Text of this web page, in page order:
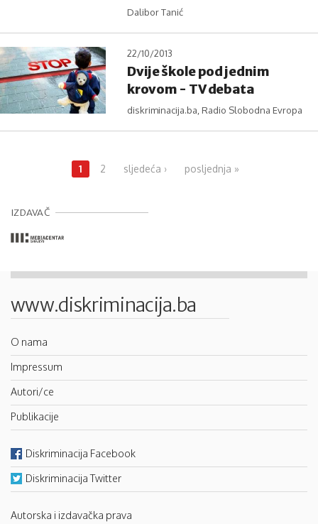
Dalibor Tanić
22/10/2013
Dvije škole pod jednim
krovom - TV debata
diskriminacija.ba, Radio Slobodna Evropa
1 2 sljedeća › posljednja »
IZDAVAČ
www.diskriminacija.ba
O nama
Impressum
Autori/ce
Publikacije
Diskriminacija Facebook
Diskriminacija Twitter
Autorska i izdavačka prava